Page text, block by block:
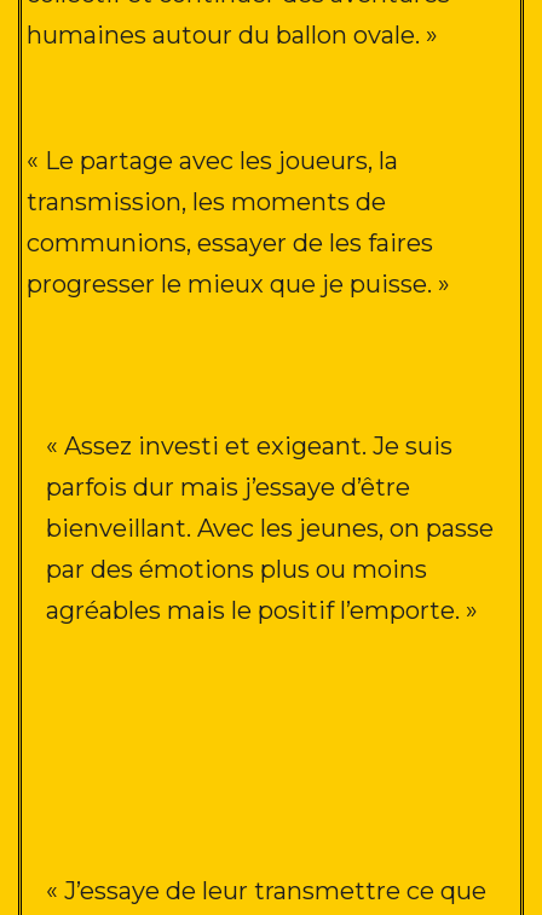
humaines autour du ballon ovale. »
« Le partage avec les joueurs, la
transmission, les moments de
communions, essayer de les faires
progresser le mieux que je puisse. »
« Assez investi et exigeant. Je suis
parfois dur mais j’essaye d’être
bienveillant. Avec les jeunes, on passe
par des émotions plus ou moins
agréables mais le positif l’emporte. »
« J’essaye de leur transmettre ce que